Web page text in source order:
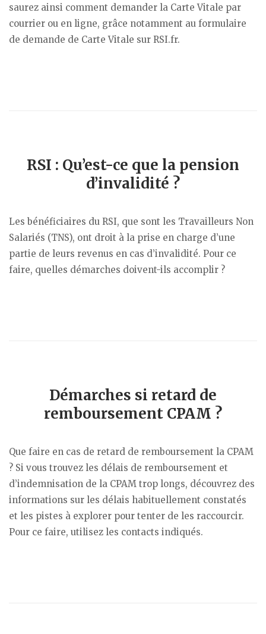
saurez ainsi comment demander la Carte Vitale par
courrier ou en ligne, grâce notamment au formulaire
de demande de Carte Vitale sur RSI.fr.
RSI : Qu’est-ce que la pension
d’invalidité ?
Les bénéficiaires du RSI, que sont les Travailleurs Non
Salariés (TNS), ont droit à la prise en charge d’une
partie de leurs revenus en cas d’invalidité. Pour ce
faire, quelles démarches doivent-ils accomplir ?
Démarches si retard de
remboursement CPAM ?
Que faire en cas de retard de remboursement la CPAM
? Si vous trouvez les délais de remboursement et
d’indemnisation de la CPAM trop longs, découvrez des
informations sur les délais habituellement constatés
et les pistes à explorer pour tenter de les raccourcir.
Pour ce faire, utilisez les contacts indiqués.